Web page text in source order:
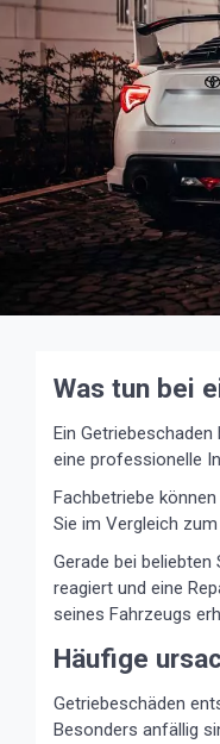
Was tun bei
Ein
eine professionelle
Fachbetriebe
Sie im Vergleich
Gerade bei
reagiert und eine
seines Fahrzeugs
Häufige
Getriebeschäden
Besonders anfällig